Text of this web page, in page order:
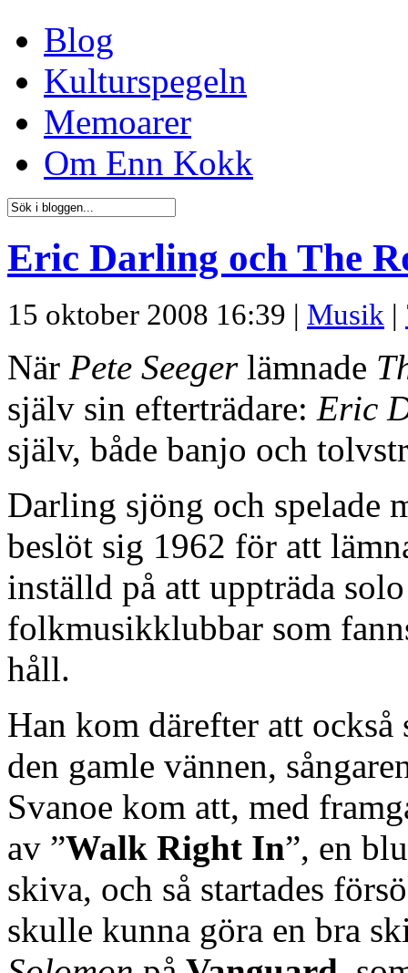
Blog
Kulturspegeln
Memoarer
Om Enn Kokk
Eric Darling och The
15 oktober 2008 16:39 | Musik |
När Pete Seegerlämnade
själv sin efterträdare: Eric
själv, både banjo och
Darling sjöng och spelade
beslöt sig 1962 för att
inställd på att uppträda
folkmusikklubbar som
håll.
Han kom därefter att
den gamle vännen,
Svanoe kom att, med
av ”Walk Right In”, en
skiva, och så startades
skulle kunna göra en bra